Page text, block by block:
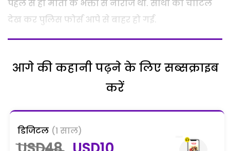
पहले से ही माता के भक्तों से नाराज थी. साथी को चोटिल
देख कर पुलिस फोर्स आपे से बाहर हो गई.
आगे की कहानी पढ़ने के लिए सब्सक्राइब
करें
डिजिटल (1 साल)